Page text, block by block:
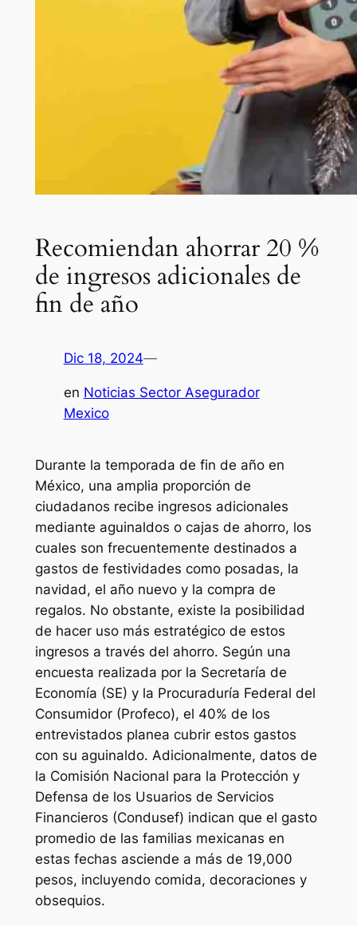
Recomiendan ahorrar 20 %
de ingresos adicionales de
fin de año
Dic 18, 2024—
en Noticias Sector Asegurador
Mexico
Durante la temporada de fin de año en
México, una amplia proporción de
ciudadanos recibe ingresos adicionales
mediante aguinaldos o cajas de ahorro, los
cuales son frecuentemente destinados a
gastos de festividades como posadas, la
navidad, el año nuevo y la compra de
regalos. No obstante, existe la posibilidad
de hacer uso más estratégico de estos
ingresos a través del ahorro. Según una
encuesta realizada por la Secretaría de
Economía (SE) y la Procuraduría Federal del
Consumidor (Profeco), el 40% de los
entrevistados planea cubrir estos gastos
con su aguinaldo. Adicionalmente, datos de
la Comisión Nacional para la Protección y
Defensa de los Usuarios de Servicios
Financieros (Condusef) indican que el gasto
promedio de las familias mexicanas en
estas fechas asciende a más de 19,000
pesos, incluyendo comida, decoraciones y
obsequios.